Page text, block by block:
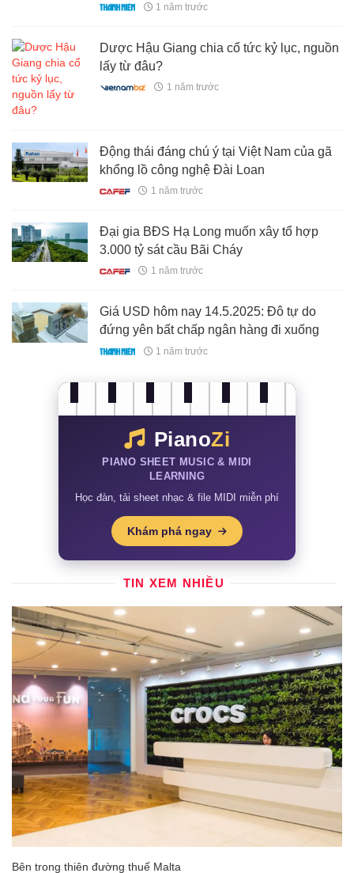
1 năm trước
Dược Hậu Giang chia cổ tức kỷ lục, nguồn
lấy từ đâu?
1 năm trước
Động thái đáng chú ý tại Việt Nam của gã
khổng lồ công nghệ Đài Loan
1 năm trước
Đại gia BĐS Hạ Long muốn xây tổ hợp
3.000 tỷ sát cầu Bãi Cháy
1 năm trước
Giá USD hôm nay 14.5.2025: Đô tự do
đứng yên bất chấp ngân hàng đi xuống
1 năm trước
PianoZi
PIANO SHEET MUSIC & MIDI
LEARNING
Học đàn, tải sheet nhạc & file MIDI miễn phí
Khám phá ngay
TIN XEM NHIỀU
Bên trong thiên đường thuế Malta